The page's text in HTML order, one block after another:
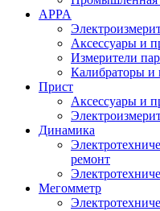
APPA
Аксессуары и
Измерители
Калибраторы и
Прист
Аксессуары и
Динамика
ремонт
Мегомметр